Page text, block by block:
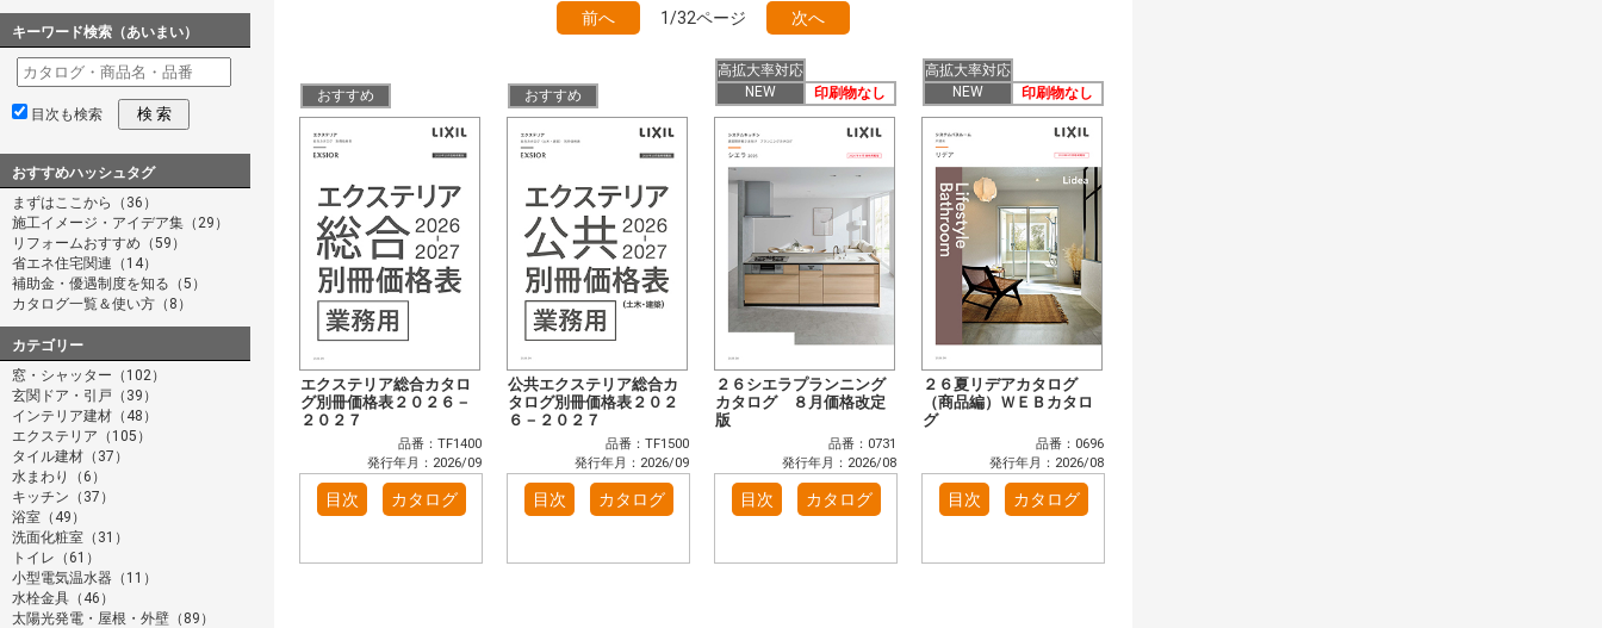
キーワード検索（あいまい）
目次も検索 検 索
おすすめハッシュタグ
まずはここから（36）
施工イメージ・アイデア集（29）
リフォームおすすめ（59）
省エネ住宅関連（14）
補助金・優遇制度を知る（5）
カタログ一覧＆使い方（8）
カテゴリー
窓・シャッター（102）
玄関ドア・引戸（39）
インテリア建材（48）
エクステリア（105）
タイル建材（37）
水まわり（6）
キッチン（37）
浴室（49）
洗面化粧室（31）
トイレ（61）
小型電気温水器（11）
水栓金具（46）
太陽光発電・屋根・外壁（89）
前へ
1/32ページ 次へ
おすすめ
エクステリア総合カタロ
グ別冊価格表２０２６－
２０２７
品番：TF1400
発行年月：2026/09
目次 カタログ
おすすめ
公共エクステリア総合カ
タログ別冊価格表２０２
６－２０２７
品番：TF1500
発行年月：2026/09
目次 カタログ
高拡大率対応
NEW
印刷物なし
２６シエラプランニング
カタログ ８月価格改定
版
品番：0731
発行年月：2026/08
目次 カタログ
高拡大率対応
NEW
印刷物なし
２６夏リデアカタログ
（商品編）ＷＥＢカタロ
グ
品番：0696
発行年月：2026/08
目次 カタログ